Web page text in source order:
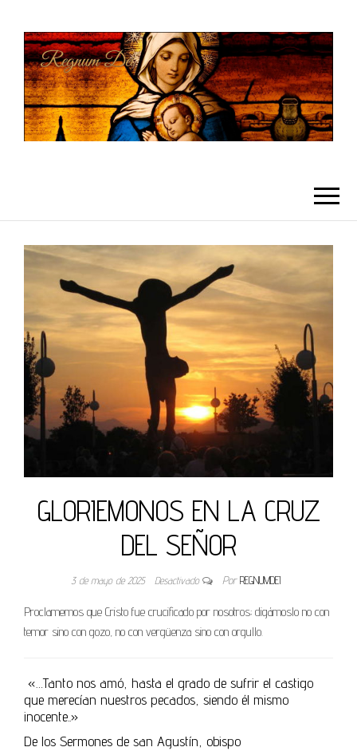
GLORIEMONOS EN LA CRUZ
DEL SEÑOR
3 de mayo de 2025 Desactivado Por REGNUMDEI
Proclamemos que Cristo fue crucificado por nosotros; digámoslo no con
temor sino con gozo, no con vergüenza sino con orgullo.
«…Tanto nos amó, hasta el grado de sufrir el castigo
que merecían nuestros pecados, siendo él mismo
inocente..»
De los Sermones de san Agustín, obispo